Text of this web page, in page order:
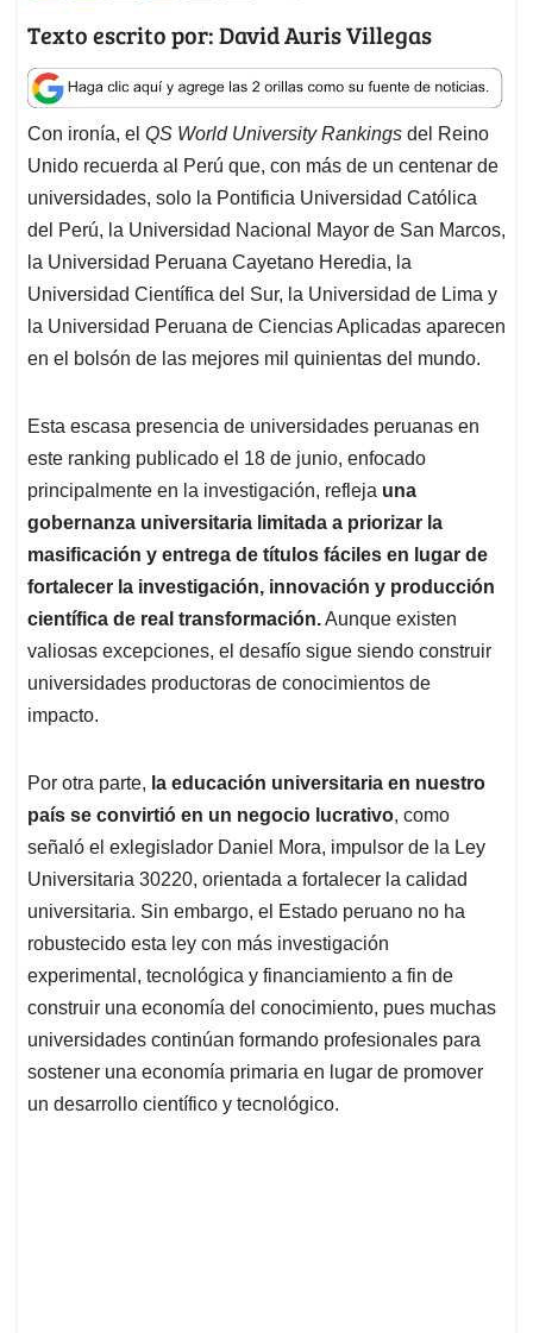
a
t
s
A
p
p
c
e
b
o
k
n
k
e
d
I
n
a
i
l
r
e
a
d
Texto escrito por: David Auris Villegas
Con ironía, el QS World University Rankings del Reino
Unido recuerda al Perú que, con más de un centenar de
universidades, solo la Pontificia Universidad Católica
del Perú, la Universidad Nacional Mayor de San Marcos,
la Universidad Peruana Cayetano Heredia, la
Universidad Científica del Sur, la Universidad de Lima y
la Universidad Peruana de Ciencias Aplicadas aparecen
en el bolsón de las mejores mil quinientas del mundo.
Esta escasa presencia de universidades peruanas en
este ranking publicado el 18 de junio, enfocado
principalmente en la investigación, refleja una
gobernanza universitaria limitada a priorizar la
masificación y entrega de títulos fáciles en lugar de
fortalecer la investigación, innovación y producción
científica de real transformación.Aunque existen
valiosas excepciones, el desafío sigue siendo construir
universidades productoras de conocimientos de
impacto.
Por otra parte, la educación universitaria en nuestro
país se convirtió en un negocio lucrativo, como
señaló el exlegislador Daniel Mora, impulsor de la Ley
Universitaria 30220, orientada a fortalecer la calidad
universitaria. Sin embargo, el Estado peruano no ha
robustecido esta ley con más investigación
experimental, tecnológica y financiamiento a fin de
construir una economía del conocimiento, pues muchas
universidades continúan formando profesionales para
sostener una economía primaria en lugar de promover
un desarrollo científico y tecnológico.